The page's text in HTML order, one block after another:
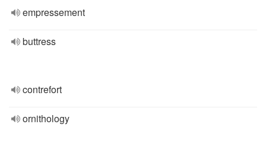
empressement
buttress
contrefort
ornithology